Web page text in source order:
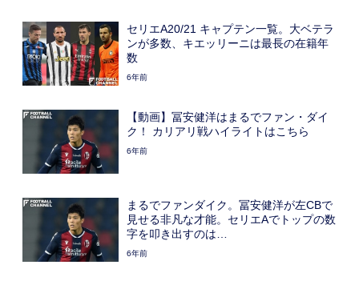
セリエA20/21 キャプテン一覧。大ベテラ
ンが多数、キエッリーニは最長の在籍年
数
6年前
【動画】冨安健洋はまるでファン・ダイ
ク！ カリアリ戦ハイライトはこちら
6年前
まるでファンダイク。冨安健洋が左CBで
見せる非凡な才能。セリエAでトップの数
字を叩き出すのは…
6年前